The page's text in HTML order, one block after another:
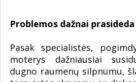
Problemos dažnai
Pasak specialistės,
moterys dažniausiai
dugno raumenų silpnumu,